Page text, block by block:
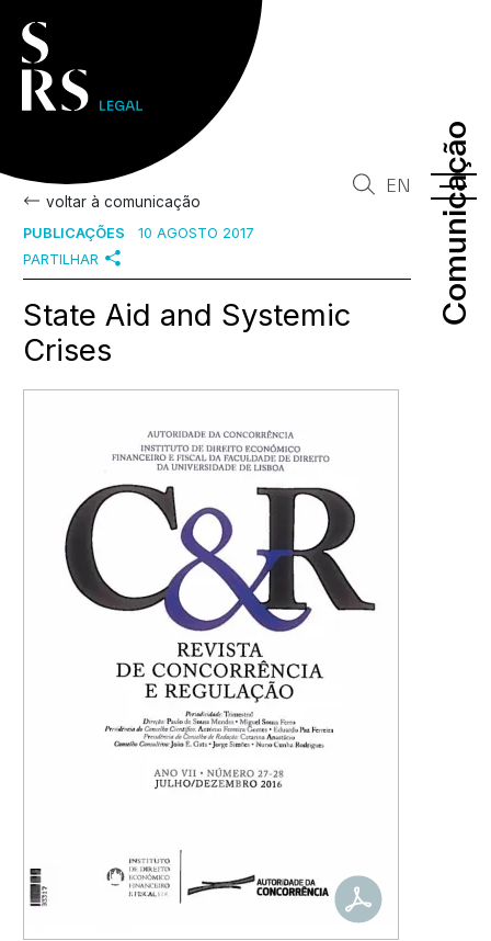
Comunicação
Comunicação
EN
voltar à comunicação
PUBLICAÇÕES
10 AGOSTO 2017
PARTILHAR
State Aid and Systemic
Crises